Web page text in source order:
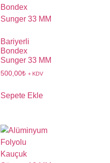
Bariyerli
Bondex
Sunger 33 MM
500,00₺ + KDV
Sepete Ekle